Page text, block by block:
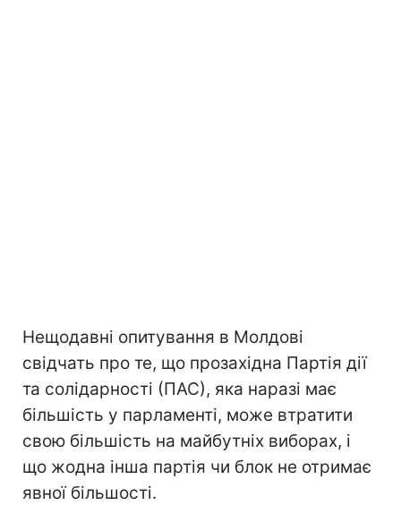
Нещодавні опитування в Молдові
свідчать про те, що прозахідна Партія дії
та солідарності (ПАС), яка наразі має
більшість у парламенті, може втратити
свою більшість на майбутніх виборах, і
що жодна інша партія чи блок не отримає
явної більшості.